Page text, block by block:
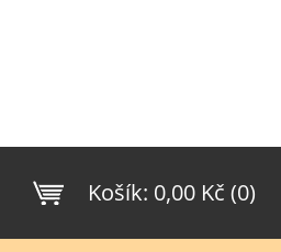
Košík: 0,00 Kč (0)